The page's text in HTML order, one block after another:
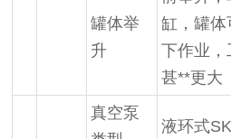
罐体举
升
缸，罐体
下作业，
甚**更大
真空泵
液环式